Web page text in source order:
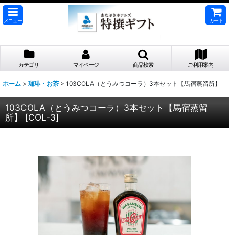
メニュー カート
カテゴリ マイページ 商品検索 ご利用案内
ホーム > 珈琲・お茶 > 103COLA（とうみつコーラ）3本セット【馬宿蒸留所】
103COLA（とうみつコーラ）3本セット【馬宿蒸留
所】
[COL-3]